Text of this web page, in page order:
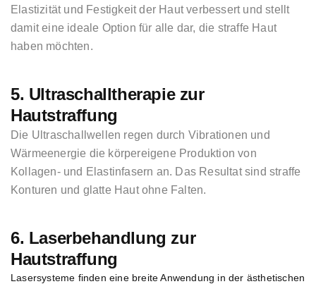
Elastizität und Festigkeit der Haut verbessert und stellt
damit eine ideale Option für alle dar, die straffe Haut
haben möchten.
5. Ultraschalltherapie zur
Hautstraffung
Die Ultraschallwellen regen durch Vibrationen und
Wärmeenergie die körpereigene Produktion von
Kollagen- und Elastinfasern an. Das Resultat sind straffe
Konturen und glatte Haut ohne Falten.
6. Laserbehandlung zur
Hautstraffung
Lasersysteme finden eine breite Anwendung in der ästhetischen